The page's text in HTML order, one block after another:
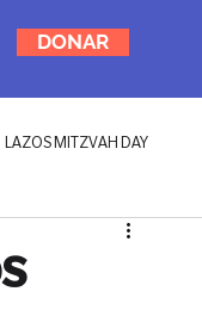
DONAR
LAZOS MITZVAH DAY